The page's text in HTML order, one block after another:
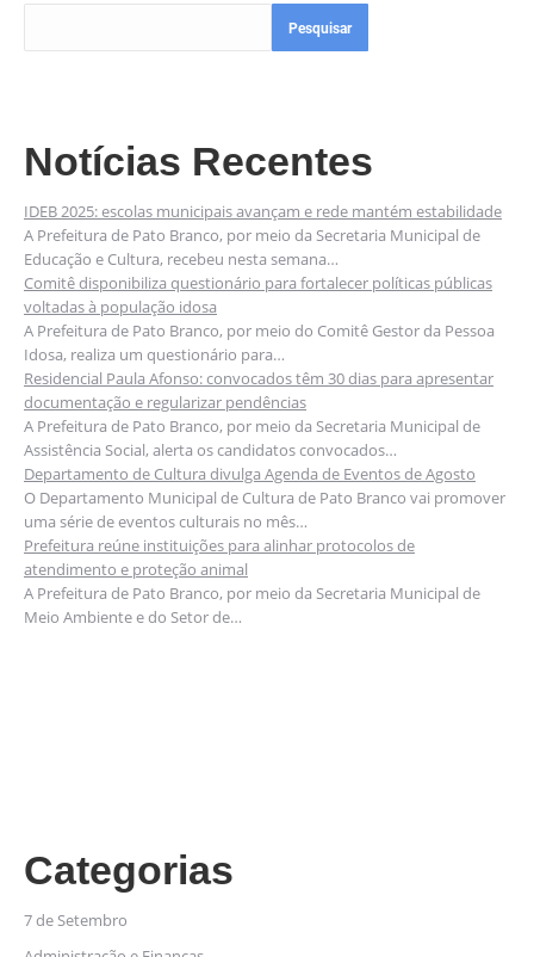
Pesquisar
Notícias Recentes
IDEB 2025: escolas municipais avançam e rede mantém estabilidade
A Prefeitura de Pato Branco, por meio da Secretaria Municipal de
Educação e Cultura, recebeu nesta semana…
Comitê disponibiliza questionário para fortalecer políticas públicas
voltadas à população idosa
A Prefeitura de Pato Branco, por meio do Comitê Gestor da Pessoa
Idosa, realiza um questionário para…
Residencial Paula Afonso: convocados têm 30 dias para apresentar
documentação e regularizar pendências
A Prefeitura de Pato Branco, por meio da Secretaria Municipal de
Assistência Social, alerta os candidatos convocados…
Departamento de Cultura divulga Agenda de Eventos de Agosto
O Departamento Municipal de Cultura de Pato Branco vai promover
uma série de eventos culturais no mês…
Prefeitura reúne instituições para alinhar protocolos de
atendimento e proteção animal
A Prefeitura de Pato Branco, por meio da Secretaria Municipal de
Meio Ambiente e do Setor de…
Categorias
7 de Setembro